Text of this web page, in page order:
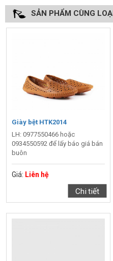
SẢN PHẨM CÙNG LOẠI
Giày bệt HTK2014
LH: 0977550466 hoặc
0934550592 để lấy báo giá bán
buôn
Giá: Liên hệ
Chi tiết